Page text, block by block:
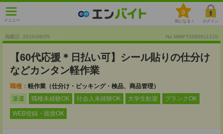
メニュー
0
気になる！ ログイン
掲載日 :2026/08/05 No.MWPT2690811210
【60代応援＊日払い可】シール貼りの仕分け
などカンタン軽作業
職種： 軽作業（仕分け・ピッキング・検品、商品管理）
派遣
職種未経験OK 社会人未経験OK 大学生歓迎 ブランクOK
WEB登録・面接OK